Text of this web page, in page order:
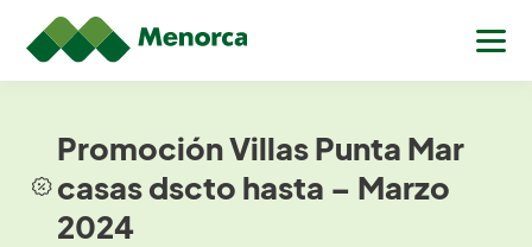
Promoción Villas Punta Mar
casas dscto hasta – Marzo
2024